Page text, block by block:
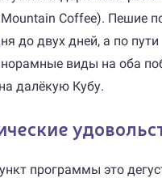
Coffee). Пешие
до двух дней, а по пути
виды на оба
далёкую Кубу.
программы это